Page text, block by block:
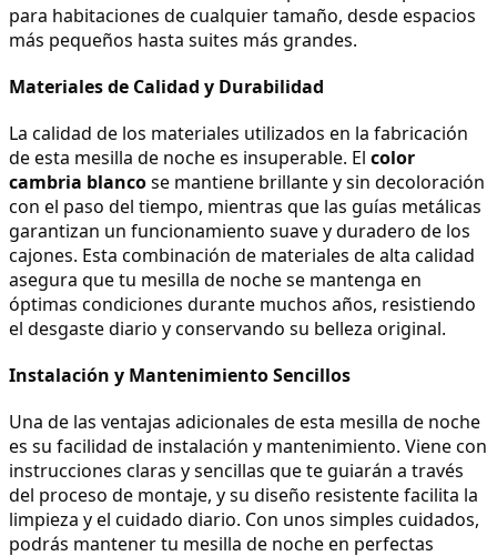
para habitaciones de cualquier tamaño, desde espacios
más pequeños hasta suites más grandes.
Materiales de Calidad y Durabilidad
La calidad de los materiales utilizados en la fabricación
de esta mesilla de noche es insuperable. El color
cambria blanco se mantiene brillante y sin decoloración
con el paso del tiempo, mientras que las guías metálicas
garantizan un funcionamiento suave y duradero de los
cajones. Esta combinación de materiales de alta calidad
asegura que tu mesilla de noche se mantenga en
óptimas condiciones durante muchos años, resistiendo
el desgaste diario y conservando su belleza original.
Instalación y Mantenimiento Sencillos
Una de las ventajas adicionales de esta mesilla de noche
es su facilidad de instalación y mantenimiento. Viene con
instrucciones claras y sencillas que te guiarán a través
del proceso de montaje, y su diseño resistente facilita la
limpieza y el cuidado diario. Con unos simples cuidados,
podrás mantener tu mesilla de noche en perfectas